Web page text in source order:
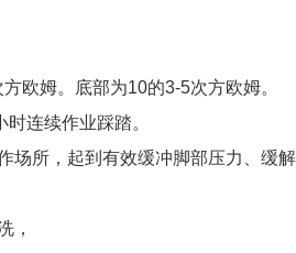
欧姆。底部为10的3-5次方欧姆。
连续作业踩踏。
场所，起到有效缓冲脚部压力、缓解
，